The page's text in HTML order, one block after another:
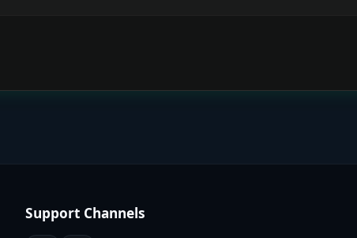
Support Channels